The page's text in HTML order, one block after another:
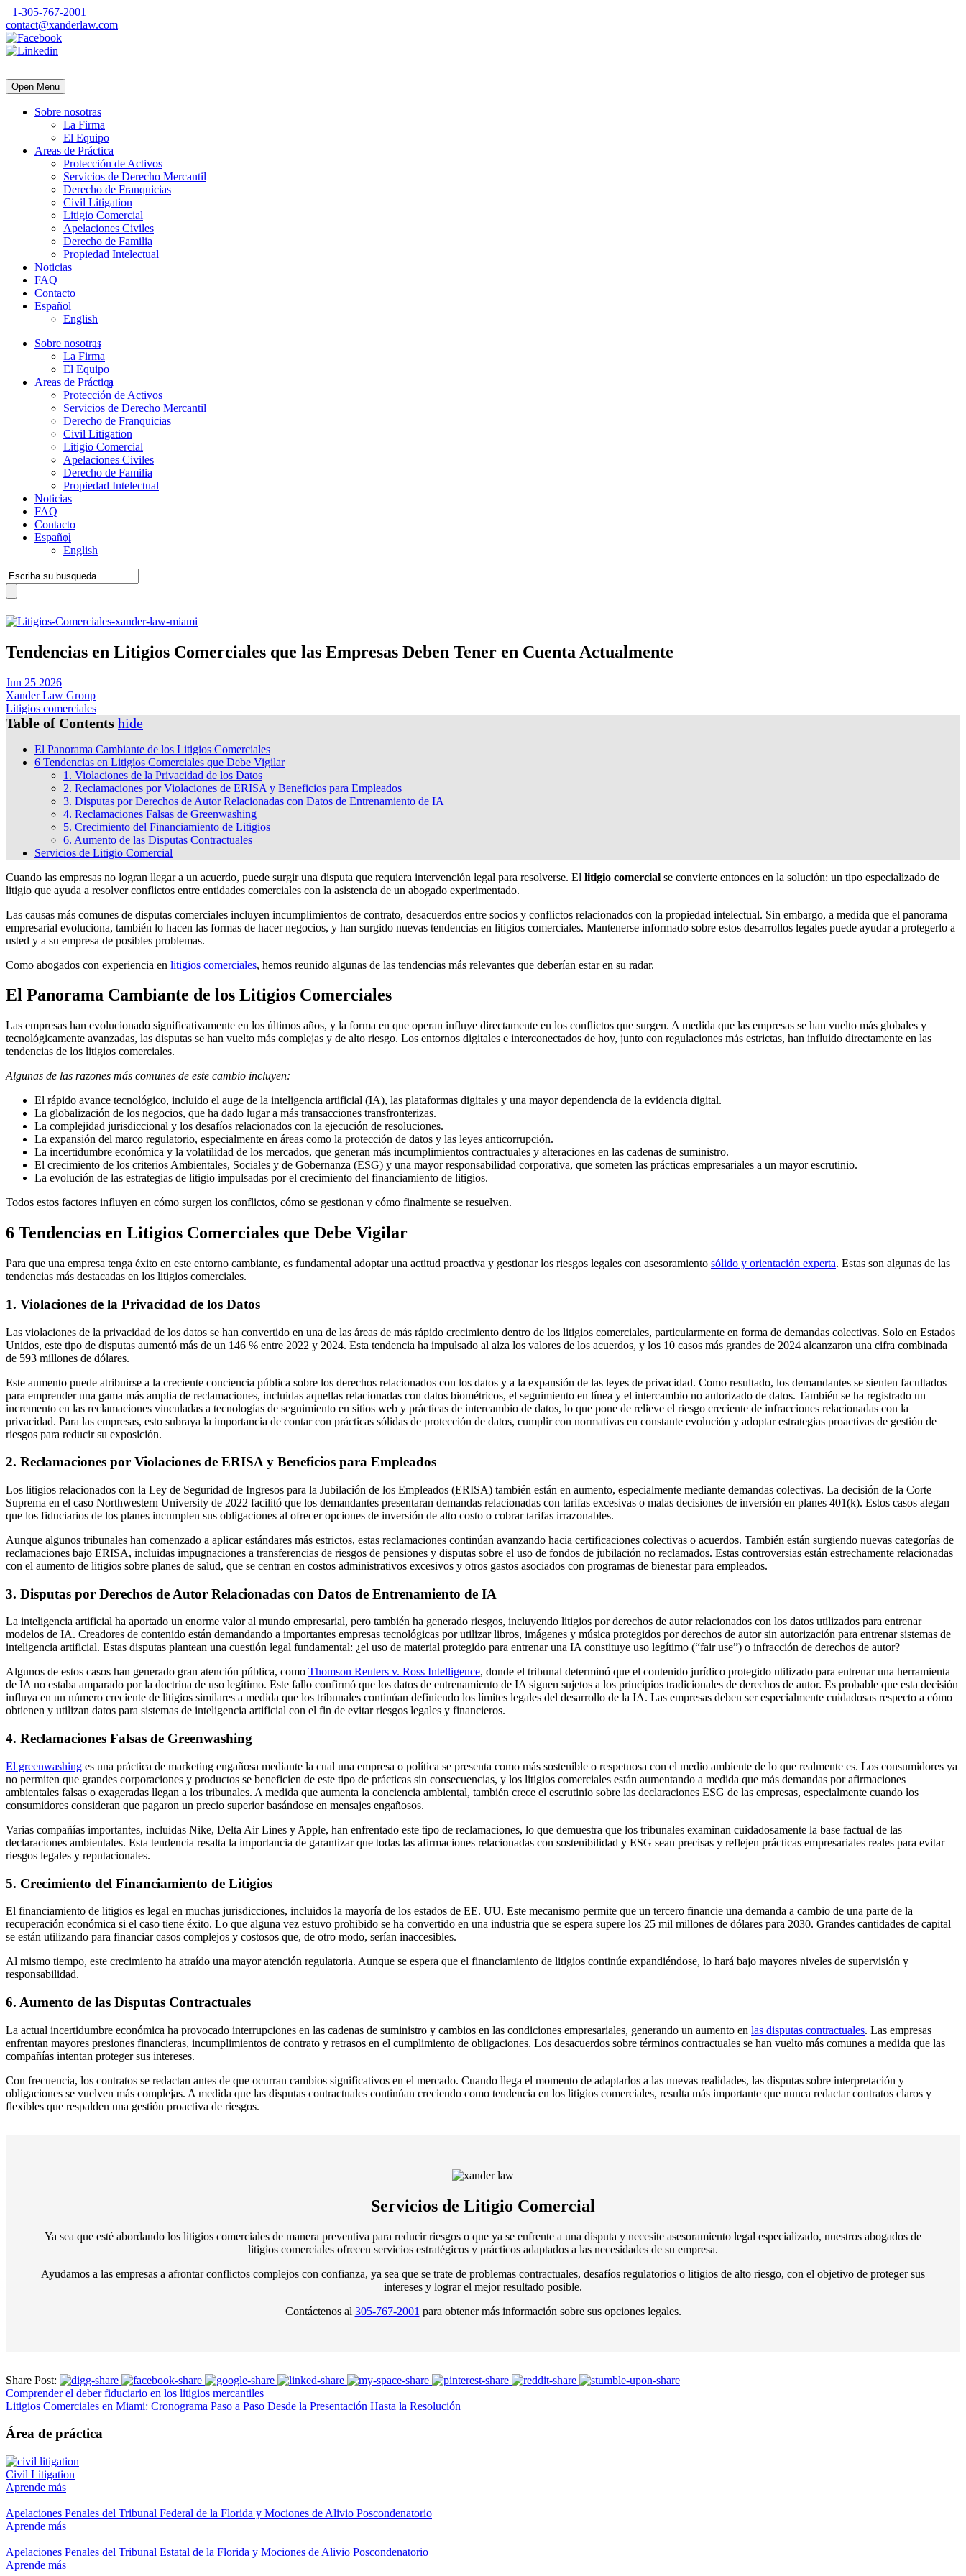
+1-305-767-2001
contact@xanderlaw.com
Open Menu
Sobre nosotras
La Firma
El Equipo
Areas de Práctica
Protección de Activos
Servicios de Derecho Mercantil
Derecho de Franquicias
Civil Litigation
Litigio Comercial
Apelaciones Civiles
Derecho de Familia
Propiedad Intelectual
Noticias
FAQ
Contacto
Español
English
Sobre nosotras
La Firma
El Equipo
Areas de Práctica
Protección de Activos
Servicios de Derecho Mercantil
Derecho de Franquicias
Civil Litigation
Litigio Comercial
Apelaciones Civiles
Derecho de Familia
Propiedad Intelectual
Noticias
FAQ
Contacto
Español
English
Tendencias en Litigios Comerciales que las Empresas Deben Tener en Cuenta Actualmente
Jun 25 2026
Xander Law Group
Litigios comerciales
Table of Contents hide
El Panorama Cambiante de los Litigios Comerciales
6 Tendencias en Litigios Comerciales que Debe Vigilar
1. Violaciones de la Privacidad de los Datos
2. Reclamaciones por Violaciones de ERISA y Beneficios para Empleados
3. Disputas por Derechos de Autor Relacionadas con Datos de Entrenamiento de IA
4. Reclamaciones Falsas de Greenwashing
5. Crecimiento del Financiamiento de Litigios
6. Aumento de las Disputas Contractuales
Servicios de Litigio Comercial
Cuando las empresas no logran llegar a un acuerdo, puede surgir una disputa que requiera intervención legal para resolverse. El litigio comercial se convierte entonces en la solución: un tipo especializado de
litigio que ayuda a resolver conflictos entre entidades comerciales con la asistencia de un abogado experimentado.
Las causas más comunes de disputas comerciales incluyen incumplimientos de contrato, desacuerdos entre socios y conflictos relacionados con la propiedad intelectual. Sin embargo, a medida que el panorama
empresarial evoluciona, también lo hacen las formas de hacer negocios, y han surgido nuevas tendencias en litigios comerciales. Mantenerse informado sobre estos desarrollos legales puede ayudar a protegerlo a
usted y a su empresa de posibles problemas.
Como abogados con experiencia en litigios comerciales, hemos reunido algunas de las tendencias más relevantes que deberían estar en su radar.
El Panorama Cambiante de los Litigios Comerciales
Las empresas han evolucionado significativamente en los últimos años, y la forma en que operan influye directamente en los conflictos que surgen. A medida que las empresas se han vuelto más globales y
tecnológicamente avanzadas, las disputas se han vuelto más complejas y de alto riesgo. Los entornos digitales e interconectados de hoy, junto con regulaciones más estrictas, han influido directamente en las
tendencias de los litigios comerciales.
Algunas de las razones más comunes de este cambio incluyen:
El rápido avance tecnológico, incluido el auge de la inteligencia artificial (IA), las plataformas digitales y una mayor dependencia de la evidencia digital.
La globalización de los negocios, que ha dado lugar a más transacciones transfronterizas.
La complejidad jurisdiccional y los desafíos relacionados con la ejecución de resoluciones.
La expansión del marco regulatorio, especialmente en áreas como la protección de datos y las leyes anticorrupción.
La incertidumbre económica y la volatilidad de los mercados, que generan más incumplimientos contractuales y alteraciones en las cadenas de suministro.
El crecimiento de los criterios Ambientales, Sociales y de Gobernanza (ESG) y una mayor responsabilidad corporativa, que someten las prácticas empresariales a un mayor escrutinio.
La evolución de las estrategias de litigio impulsadas por el crecimiento del financiamiento de litigios.
Todos estos factores influyen en cómo surgen los conflictos, cómo se gestionan y cómo finalmente se resuelven.
6 Tendencias en Litigios Comerciales que Debe Vigilar
Para que una empresa tenga éxito en este entorno cambiante, es fundamental adoptar una actitud proactiva y gestionar los riesgos legales con asesoramiento sólido y orientación experta. Estas son algunas de las
tendencias más destacadas en los litigios comerciales.
1. Violaciones de la Privacidad de los Datos
Las violaciones de la privacidad de los datos se han convertido en una de las áreas de más rápido crecimiento dentro de los litigios comerciales, particularmente en forma de demandas colectivas. Solo en Estados
Unidos, este tipo de disputas aumentó más de un 146 % entre 2022 y 2024. Esta tendencia ha impulsado al alza los valores de los acuerdos, y los 10 casos más grandes de 2024 alcanzaron una cifra combinada
de 593 millones de dólares.
Este aumento puede atribuirse a la creciente conciencia pública sobre los derechos relacionados con los datos y a la expansión de las leyes de privacidad. Como resultado, los demandantes se sienten facultados
para emprender una gama más amplia de reclamaciones, incluidas aquellas relacionadas con datos biométricos, el seguimiento en línea y el intercambio no autorizado de datos. También se ha registrado un
incremento en las reclamaciones vinculadas a tecnologías de seguimiento en sitios web y prácticas de intercambio de datos, lo que pone de relieve el riesgo creciente de infracciones relacionadas con la
privacidad. Para las empresas, esto subraya la importancia de contar con prácticas sólidas de protección de datos, cumplir con normativas en constante evolución y adoptar estrategias proactivas de gestión de
riesgos para reducir su exposición.
2. Reclamaciones por Violaciones de ERISA y Beneficios para Empleados
Los litigios relacionados con la Ley de Seguridad de Ingresos para la Jubilación de los Empleados (ERISA) también están en aumento, especialmente mediante demandas colectivas. La decisión de la Corte
Suprema en el caso Northwestern University de 2022 facilitó que los demandantes presentaran demandas relacionadas con tarifas excesivas o malas decisiones de inversión en planes 401(k). Estos casos alegan
que los fiduciarios de los planes incumplen sus obligaciones al ofrecer opciones de inversión de alto costo o cobrar tarifas irrazonables.
Aunque algunos tribunales han comenzado a aplicar estándares más estrictos, estas reclamaciones continúan avanzando hacia certificaciones colectivas o acuerdos. También están surgiendo nuevas categorías de
reclamaciones bajo ERISA, incluidas impugnaciones a transferencias de riesgos de pensiones y disputas sobre el uso de fondos de jubilación no reclamados. Estas controversias están estrechamente relacionadas
con el aumento de litigios sobre planes de salud, que se centran en costos administrativos excesivos y otros gastos asociados con programas de bienestar para empleados.
3. Disputas por Derechos de Autor Relacionadas con Datos de Entrenamiento de IA
La inteligencia artificial ha aportado un enorme valor al mundo empresarial, pero también ha generado riesgos, incluyendo litigios por derechos de autor relacionados con los datos utilizados para entrenar
modelos de IA. Creadores de contenido están demandando a importantes empresas tecnológicas por utilizar libros, imágenes y música protegidos por derechos de autor sin autorización para entrenar sistemas de
inteligencia artificial. Estas disputas plantean una cuestión legal fundamental: ¿el uso de material protegido para entrenar una IA constituye uso legítimo (“fair use”) o infracción de derechos de autor?
Algunos de estos casos han generado gran atención pública, como Thomson Reuters v. Ross Intelligence, donde el tribunal determinó que el contenido jurídico protegido utilizado para entrenar una herramienta
de IA no estaba amparado por la doctrina de uso legítimo. Este fallo confirmó que los datos de entrenamiento de IA siguen sujetos a los principios tradicionales de derechos de autor. Es probable que esta decisión
influya en un número creciente de litigios similares a medida que los tribunales continúan definiendo los límites legales del desarrollo de la IA. Las empresas deben ser especialmente cuidadosas respecto a cómo
obtienen y utilizan datos para sistemas de inteligencia artificial con el fin de evitar riesgos legales y financieros.
4. Reclamaciones Falsas de Greenwashing
El greenwashing es una práctica de marketing engañosa mediante la cual una empresa o política se presenta como más sostenible o respetuosa con el medio ambiente de lo que realmente es. Los consumidores ya
no permiten que grandes corporaciones y productos se beneficien de este tipo de prácticas sin consecuencias, y los litigios comerciales están aumentando a medida que más demandas por afirmaciones
ambientales falsas o exageradas llegan a los tribunales. A medida que aumenta la conciencia ambiental, también crece el escrutinio sobre las declaraciones ESG de las empresas, especialmente cuando los
consumidores consideran que pagaron un precio superior basándose en mensajes engañosos.
Varias compañías importantes, incluidas Nike, Delta Air Lines y Apple, han enfrentado este tipo de reclamaciones, lo que demuestra que los tribunales examinan cuidadosamente la base factual de las
declaraciones ambientales. Esta tendencia resalta la importancia de garantizar que todas las afirmaciones relacionadas con sostenibilidad y ESG sean precisas y reflejen prácticas empresariales reales para evitar
riesgos legales y reputacionales.
5. Crecimiento del Financiamiento de Litigios
El financiamiento de litigios es legal en muchas jurisdicciones, incluidos la mayoría de los estados de EE. UU. Este mecanismo permite que un tercero financie una demanda a cambio de una parte de la
recuperación económica si el caso tiene éxito. Lo que alguna vez estuvo prohibido se ha convertido en una industria que se espera supere los 25 mil millones de dólares para 2030. Grandes cantidades de capital
se están utilizando para financiar casos complejos y costosos que, de otro modo, serían inaccesibles.
Al mismo tiempo, este crecimiento ha atraído una mayor atención regulatoria. Aunque se espera que el financiamiento de litigios continúe expandiéndose, lo hará bajo mayores niveles de supervisión y
responsabilidad.
6. Aumento de las Disputas Contractuales
La actual incertidumbre económica ha provocado interrupciones en las cadenas de suministro y cambios en las condiciones empresariales, generando un aumento en las disputas contractuales. Las empresas
enfrentan mayores presiones financieras, incumplimientos de contrato y retrasos en el cumplimiento de obligaciones. Los desacuerdos sobre términos contractuales se han vuelto más comunes a medida que las
compañías intentan proteger sus intereses.
Con frecuencia, los contratos se redactan antes de que ocurran cambios significativos en el mercado. Cuando llega el momento de adaptarlos a las nuevas realidades, las disputas sobre interpretación y
obligaciones se vuelven más complejas. A medida que las disputas contractuales continúan creciendo como tendencia en los litigios comerciales, resulta más importante que nunca redactar contratos claros y
flexibles que respalden una gestión proactiva de riesgos.
Servicios de Litigio Comercial
Ya sea que esté abordando los litigios comerciales de manera preventiva para reducir riesgos o que ya se enfrente a una disputa y necesite asesoramiento legal especializado, nuestros abogados de
litigios comerciales ofrecen servicios estratégicos y prácticos adaptados a las necesidades de su empresa.
Ayudamos a las empresas a afrontar conflictos complejos con confianza, ya sea que se trate de problemas contractuales, desafíos regulatorios o litigios de alto riesgo, con el objetivo de proteger sus
intereses y lograr el mejor resultado posible.
Contáctenos al 305-767-2001 para obtener más información sobre sus opciones legales.
Share Post:
Comprender el deber fiduciario en los litigios mercantiles
Litigios Comerciales en Miami: Cronograma Paso a Paso Desde la Presentación Hasta la Resolución
Área de práctica
Civil Litigation
Aprende más
Apelaciones Penales del Tribunal Federal de la Florida y Mociones de Alivio Poscondenatorio
Aprende más
Apelaciones Penales del Tribunal Estatal de la Florida y Mociones de Alivio Poscondenatorio
Aprende más